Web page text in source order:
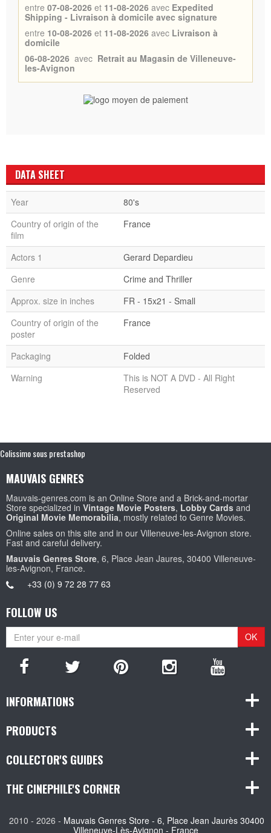
entre 07-08-2026 et 11-08-2026 avec Expedited
Shipping - Livraison à domicile avec signature
entre 10-08-2026 et 11-08-2026 avec Livraison à
domicile
06-08-2026 avec Retrait au Magasin de Villeneuve-
les-Avignon
DATA SHEET
Year
80's
Country of origin of the
film
France
Actors 1
Gerard Depardieu
Genre
Crime and Thriller
Approx. size in inches
FR - 15x21 - Small
Country of origin of the
poster
France
Packaging
Folded
Warning
This is NOT A DVD - All Right
Reserved
Colissimo sous prestashop
MAUVAIS GENRES
Mauvais-genres.com is an Online Store and a Brick-and-mortar
Store specialized in Vintage Movie Posters, Lobby Cards and
Original Movie Memorabilia, mostly related to Genre Movies.
Online sales on this site and in our Villeneuve-les-Avignon store.
Fast and careful delivery.
Mauvais Genres Store, 6, Place Jean Jaures, 30400 Villeneuve-
les-Avignon, France.
+33 (0) 9 72 28 77 63
FOLLOW US
OK
INFORMATIONS
PRODUCTS
COLLECTOR'S GUIDES
THE CINEPHILE'S CORNER
2010 - 2026 - Mauvais Genres Store - 6, Place Jean Jaurès 30400
Villeneuve-Lès-Avignon - France